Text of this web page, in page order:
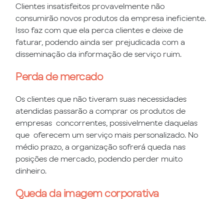
Clientes insatisfeitos provavelmente não
consumirão novos produtos da empresa ineficiente.
Isso faz com que ela perca clientes e deixe de
faturar, podendo ainda ser prejudicada com a
disseminação da informação de serviço ruim.
Perda de mercado
Os clientes que não tiveram suas necessidades
atendidas passarão a comprar os produtos de
empresas concorrentes, possivelmente daquelas
que oferecem um serviço mais personalizado. No
médio prazo, a organização sofrerá queda nas
posições de mercado, podendo perder muito
dinheiro.
Queda da imagem corporativa